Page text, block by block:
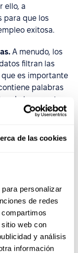
de las cookies
personalizar
de redes
web con
y análisis
información
ello, a
para que los
exitosa.
A menudo, los
filtran las
es importante
palabras
de la vacante.
postule e incluya
Microsoft
el CV en formato
los archivos que
sino también la
las pruebas,
que leer